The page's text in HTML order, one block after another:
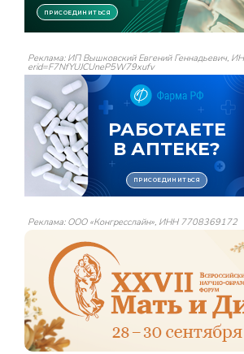
Реклама: ИП Вышковский Евгений Геннадьевич,
erid=F7NfYUJCUneP5W79xufv
Реклама: ООО «Конгресслайн», ИНН 7708369172